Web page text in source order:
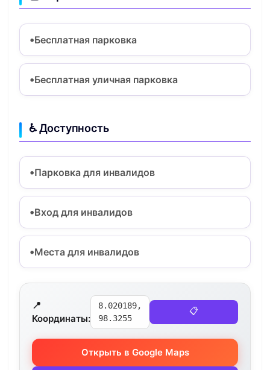
Бесплатная парковка
Бесплатная уличная парковка
♿ Доступность
Парковка для инвалидов
Вход для инвалидов
Места для инвалидов
📍
Координаты:
8.020189,
98.3255
📋
Открыть в Google Maps